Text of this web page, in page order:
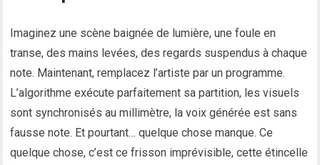
Imaginez une scène baignée de lumière, une foule en
transe, des mains levées, des regards suspendus à chaque
note. Maintenant, remplacez l’artiste par un programme.
L’algorithme exécute parfaitement sa partition, les visuels
sont synchronisés au millimètre, la voix générée est sans
fausse note. Et pourtant… quelque chose manque. Ce
quelque chose, c’est ce frisson imprévisible, cette étincelle